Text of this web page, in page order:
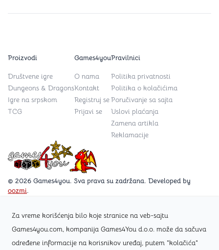
Za vreme korišćenja bilo koje stranice na veb-sajtu
Games4you.com, kompanija Games4You d.o.o. može da sačuva
određene informacije na korisnikov uređaj, putem "kolačića"
Games4you logo
© 2026 Games4you. Sva prava su zadržana. Developed by
oozmi.
Posetite Facebook stranicu /Games4you.rs
Zapratite Instagram profil @games4yours
Proizvodi
Društvene igre
Dungeons & Dragons
Igre na srpskom
TCG
Games4you
O nama
Kontakt
Registruj se
Prijavi se
Pravilnici
Politika privatnosti
Politika o kolačićima
Poručivanje sa sajta
Uslovi plaćanja
Zamena artikla
Reklamacije